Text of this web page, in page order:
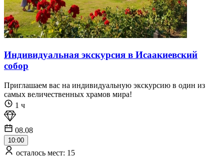
Индивидуальная экскурсия в Исаакиевский
собор
Приглашаем вас на индивидуальную экскурсию в один из
самых величественных храмов мира!
1 ч
08.08
10:00
осталось мест: 15